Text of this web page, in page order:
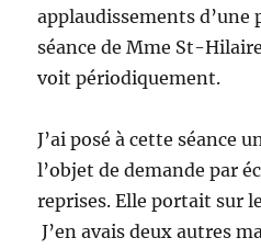
applaudissements
séance de Mme St-
voit périodiquement.
J’ai posé à cette séance
l’objet de demande par
reprises. Elle portait sur
J’en avais deux autres